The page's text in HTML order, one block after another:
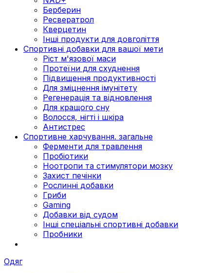
Берберин
Ресвератрол
Кверцетин
Інші продукти для довголіття
Спортивні добавки для вашої мети
Ріст м'язової маси
Протеїни для схуднення
Підвищення продуктивності
Для зміцнення імунітету
Регенерація та відновлення
Для кращого сну
Волосся, нігті і шкіра
Антистрес
Спортивне харчування. загальне
Ферменти для травлення
Пробіотики
Ноотропи та стимулятори мозку
Захист печінки
Рослинні добавки
Гриби
Gaming
Добавки від судом
Інші спеціальні спортивні добавки
Пробники
Одяг